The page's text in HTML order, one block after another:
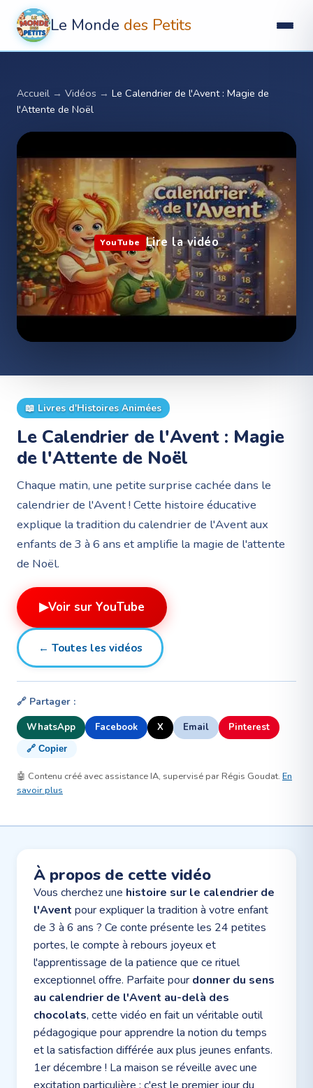
Le Monde des Petits
Accueil → Vidéos → Le Calendrier de l'Avent : Magie de
l'Attente de Noël ️
YouTube Lire la vidéo
📖 Livres d'Histoires Animées
Le Calendrier de l'Avent : Magie
de l'Attente de Noël ️
Chaque matin, une petite surprise cachée dans le
calendrier de l'Avent ! Cette histoire éducative
explique la tradition du calendrier de l'Avent aux
enfants de 3 à 6 ans et amplifie la magie de l'attente
de Noël.
▶Voir sur YouTube
← Toutes les vidéos
🔗 Partager :
WhatsApp Facebook X Email Pinterest
🔗 Copier
🤖 Contenu créé avec assistance IA, supervisé par Régis Goudat. En
savoir plus
À propos de cette vidéo
Vous cherchez une histoire sur le calendrier de
l'Avent pour expliquer la tradition à votre enfant
de 3 à 6 ans ? Ce conte présente les 24 petites
portes, le compte à rebours joyeux et
l'apprentissage de la patience que ce rituel
exceptionnel offre. Parfaite pour donner du sens
au calendrier de l'Avent au-delà des
chocolats, cette vidéo en fait un véritable outil
pédagogique pour apprendre la notion du temps
et la satisfaction différée aux plus jeunes enfants.
1er décembre ! La maison se réveille avec une